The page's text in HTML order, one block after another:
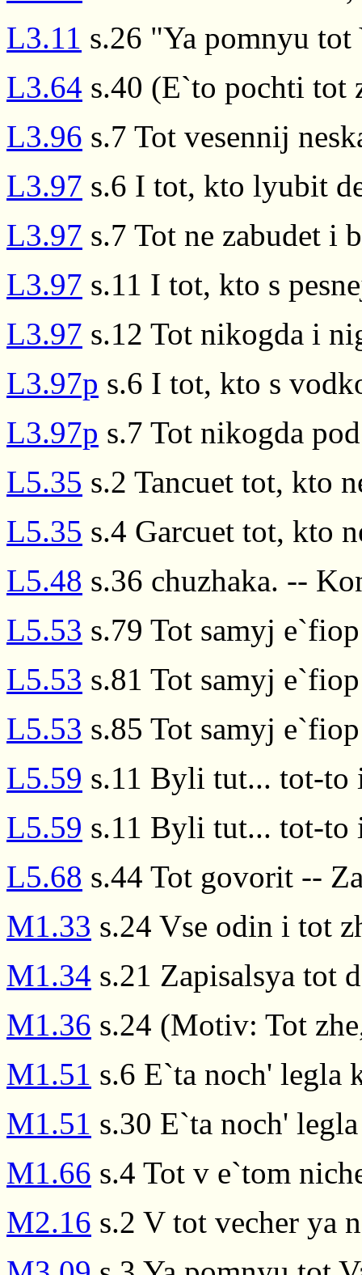
L3.11 s.26 "Ya pomnyu
L3.64 s.40 (E`to pochti tot
L3.96 s.7 Tot vesennij
L3.97 s.6 I tot, kto lyubit
L3.97 s.7 Tot ne zabudet i
L3.97 s.11 I tot, kto s
L3.97 s.12 Tot nikogda i
L3.97p s.6 I tot, kto s
L3.97p s.7 Tot nikogda
L5.35 s.2 Tancuet tot, kto
L5.35 s.4 Garcuet tot, kto
L5.48 s.36 chuzhaka. --
L5.53 s.79 Tot samyj e`fiop
L5.53 s.81 Tot samyj e`fiop
L5.53 s.85 Tot samyj e`fiop
L5.59 s.11 Byli tut... tot-to
L5.59 s.11 Byli tut... tot-to
L5.68 s.44 Tot govorit --
M1.33 s.24 Vse odin i tot
M1.34 s.21 Zapisalsya tot
M1.36 s.24 (Motiv: Tot
M1.51 s.6 E`ta noch' legla
M1.51 s.30 E`ta noch'
M1.66 s.4 Tot v e`tom
M2.16 s.2 V tot vecher ya